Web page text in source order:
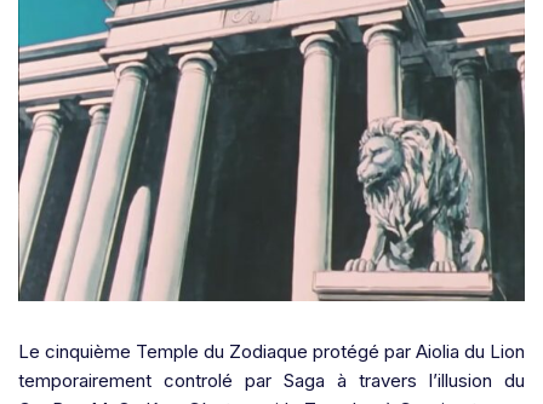
Le cinquième Temple du Zodiaque protégé par Aiolia du Lion
temporairement controlé par Saga à travers l’illusion du